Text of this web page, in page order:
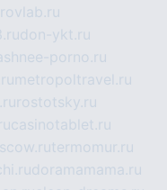
don-ykt.ru
porno.ru
metropoltravel.ru
rostotsky.ru
casinotablet.ru
termomur.ru
doramamama.ru